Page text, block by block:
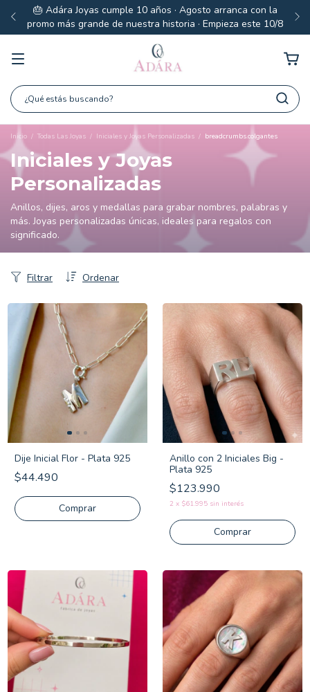
🎂 Adára Joyas cumple 10 años · Agosto arranca con la
promo más grande de nuestra historia · Empieza este 10/8
Inicio / Todas Las Joyas / Iniciales y Joyas Personalizadas / breadcrumbs.colgantes
Iniciales y Joyas
Personalizadas
Anillos, dijes, aros y medallas para grabar nombres, palabras y
más. Joyas personalizadas únicas, ideales para regalos con
significado.
Ordenar
Filtrar
Dije Inicial Flor - Plata 925
$44.490
Comprar
Anillo con 2 Iniciales Big -
Plata 925
$123.990
2 x $61.995 sin interés
Comprar